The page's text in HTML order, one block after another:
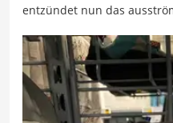
entzündet nun das